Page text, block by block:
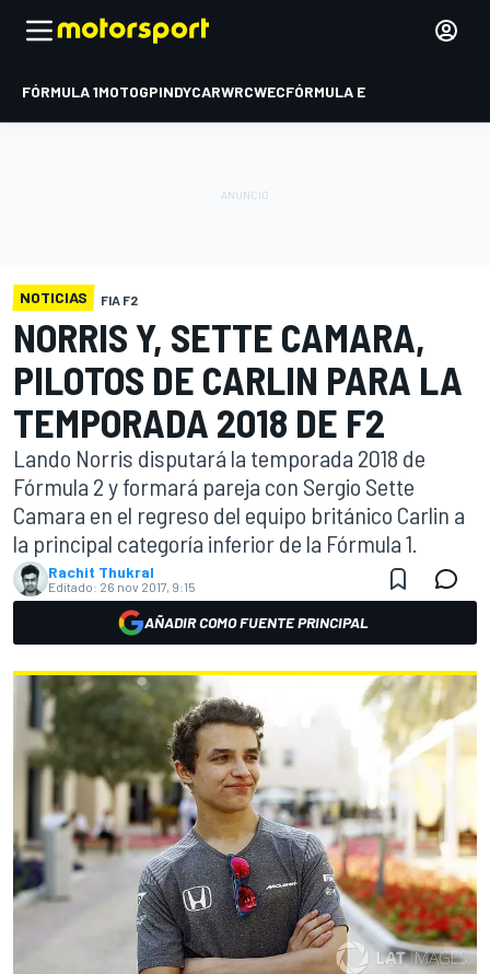
FÓRMULA 1MOTOGPINDYCARWRCWECFÓRMULA E
NOTICIAS FIA F2
NORRIS Y, SETTE CAMARA,
PILOTOS DE CARLIN PARA LA
TEMPORADA 2018 DE F2
Lando Norris disputará la temporada 2018 de
Fórmula 2 y formará pareja con Sergio Sette
Camara en el regreso del equipo británico Carlin a
la principal categoría inferior de la Fórmula 1.
Rachit Thukral
Editado: 26 nov 2017, 9:15
AÑADIR COMO FUENTE PRINCIPAL